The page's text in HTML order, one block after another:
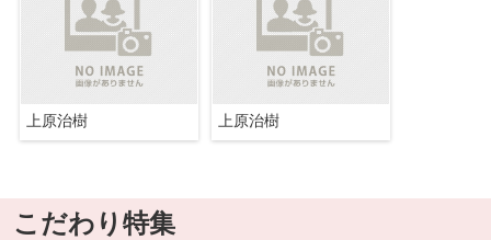
上原治樹 上原治樹
こだわり特集